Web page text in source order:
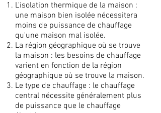
L'isolation thermique de la maison :
une maison bien isolée nécessitera
moins de puissance de chauffage
qu'une maison mal isolée.
La région géographique où se trouve
la maison : les besoins de chauffage
varient en fonction de la région
géographique où se trouve la maison.
Le type de chauffage : le chauffage
central nécessite généralement plus
de puissance que le chauffage